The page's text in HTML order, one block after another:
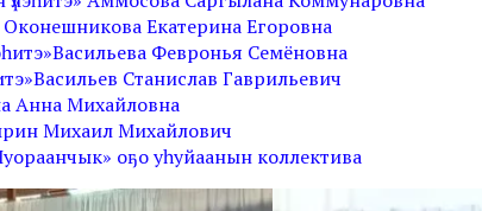
Екатерина Егоровна
Февронья Семёновна
Станислав Гаврильевич
Анна Михайловна
Михаил Михайлович
оҕо уһуйаанын коллектива